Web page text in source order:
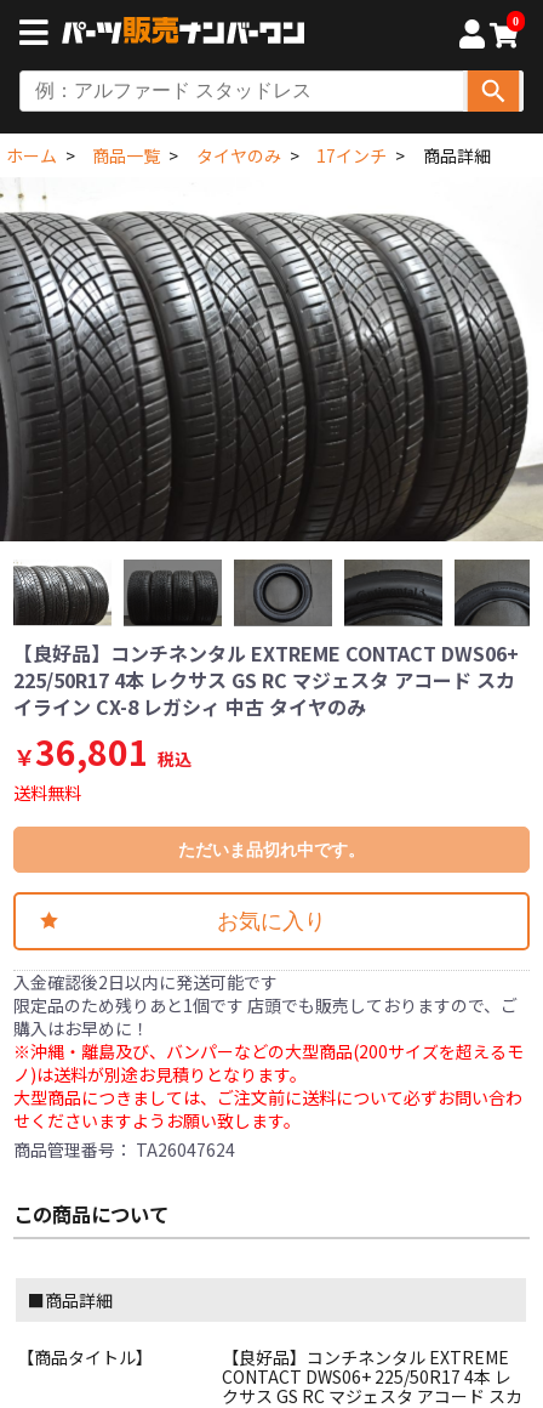
0
ホーム 商品一覧 タイヤのみ 17インチ 商品詳細
【良好品】コンチネンタル EXTREME CONTACT DWS06+
225/50R17 4本 レクサス GS RC マジェスタ アコード スカ
イライン CX-8 レガシィ 中古 タイヤのみ
￥36,801 税込
送料無料
ただいま品切れ中です。
お気に入り
入金確認後2日以内に発送可能です
限定品のため残りあと1個です 店頭でも販売しておりますので、ご
購入はお早めに！
※沖縄・離島及び、バンパーなどの大型商品(200サイズを超えるモ
ノ)は送料が別途お見積りとなります。
大型商品につきましては、ご注文前に送料について必ずお問い合わ
せくださいますようお願い致します。
商品管理番号： TA26047624
この商品について
■商品詳細
【商品タイトル】
【良好品】コンチネンタル EXTREME
CONTACT DWS06+ 225/50R17 4本 レ
クサス GS RC マジェスタ アコード スカ